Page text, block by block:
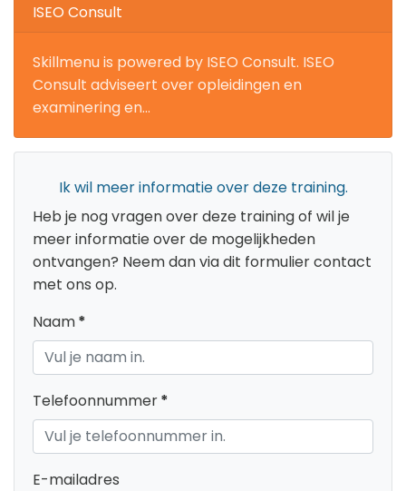
ISEO Consult
Skillmenu is powered by ISEO Consult. ISEO
Consult adviseert over opleidingen en
examinering en...
Ik wil meer informatie over deze training.
Heb je nog vragen over deze training of wil je
meer informatie over de mogelijkheden
ontvangen? Neem dan via dit formulier contact
met ons op.
Naam*
Telefoonnummer*
E-mailadres